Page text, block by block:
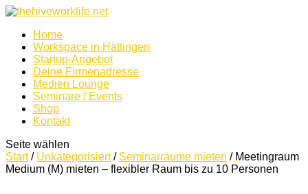
Home
Workspace in Hattingen
Startup-Angebot
Deine Firmenadresse
Medien Lounge
Seminare / Events
Shop
Kontakt
Seite wählen
Start/ Unkategorisiert/ Seminarräume mieten / Meetingraum
Medium (M) mieten – flexibler Raum bis zu 10 Personen